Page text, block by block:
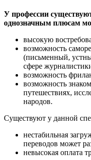
У профессии
однозначным плюсам
высокую
возможность
(письменный,
сфере
возможность
возможность
путешествиях,
народов.
Существуют у данной
нестабильная
переводов может
невысокая оплата